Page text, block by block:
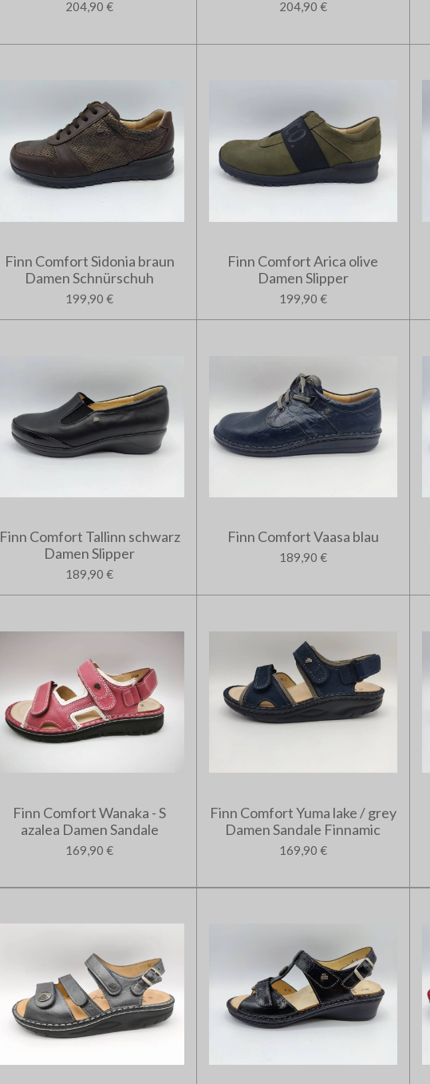
204,90 € 204,90 €
Finn Comfort Sidonia braun
Damen Schnürschuh
199,90 €
Finn Comfort Arica olive
Damen Slipper
199,90 €
Finn Comfort Tallinn schwarz
Damen Slipper
189,90 €
Finn Comfort Vaasa blau
189,90 €
Finn Comfort Wanaka - S
azalea Damen Sandale
169,90 €
Finn Comfort Yuma lake / grey
Damen Sandale Finnamic
169,90 €